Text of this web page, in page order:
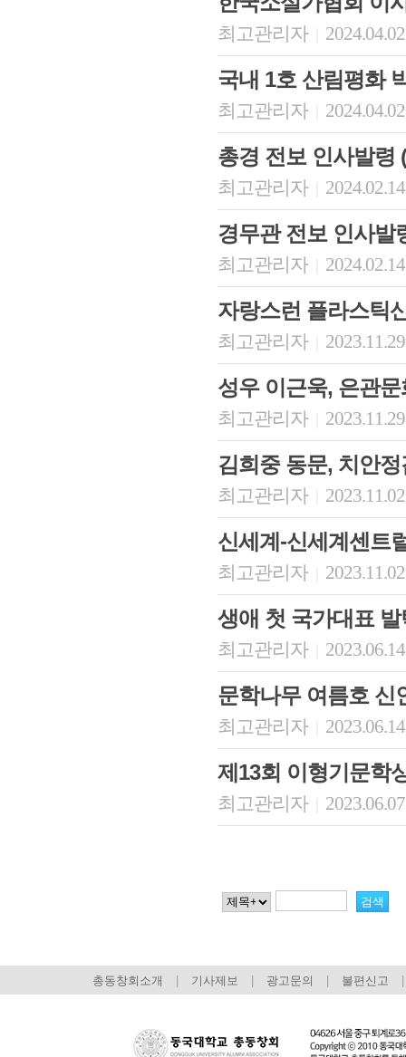
최고관리자
국내 1호 산림평화
최고관리자
총경 전보 인사발령
최고관리자
경무관 전보 인사발
최고관리자
자랑스런 플라스틱
최고관리자
성우 이근욱, 은관
최고관리자
김희중 동문, 치안
최고관리자
신세계-신세계센트
최고관리자
생애 첫 국가대표 발
최고관리자
문학나무 여름호 신
최고관리자
제13회 이형기문학
최고관리자
총동창회소개 기사제보 광고문의 불편신고